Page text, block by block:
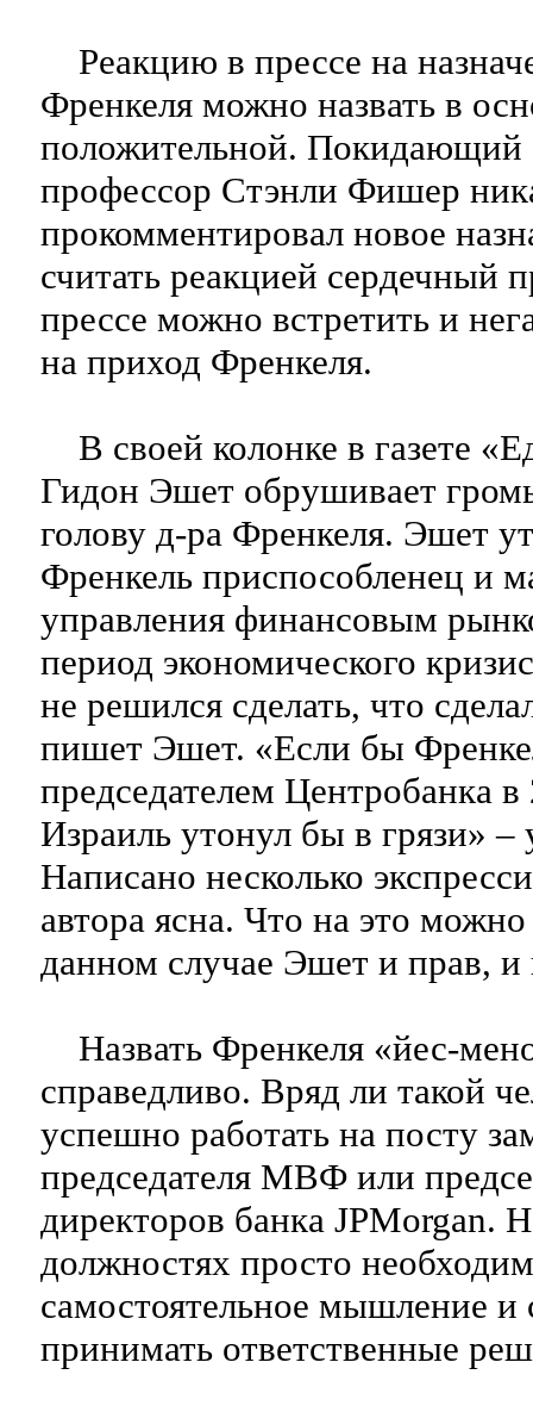
Реакцию в прессе на
Френкеля можно назвать в
положительной. Покидающий
профессор Стэнли Фишер
прокомментировал новое
считать реакцией сердечный
прессе можно встретить и
на приход Френкеля.
В своей колонке в газете
Гидон Эшет обрушивает
голову д-ра Френкеля. Эшет
Френкель приспособленец и
управления финансовым
период экономического
не решился сделать, что
пишет Эшет. «Если бы
председателем Центробанка в
Израиль утонул бы в грязи» –
Написано несколько
автора ясна. Что на это
данном случае Эшет и прав, и
Назвать Френкеля «йес-
справедливо. Вряд ли такой
успешно работать на посту
председателя МВФ или
директоров банка JPMorgan.
должностях просто
самостоятельное мышление и
принимать ответственные